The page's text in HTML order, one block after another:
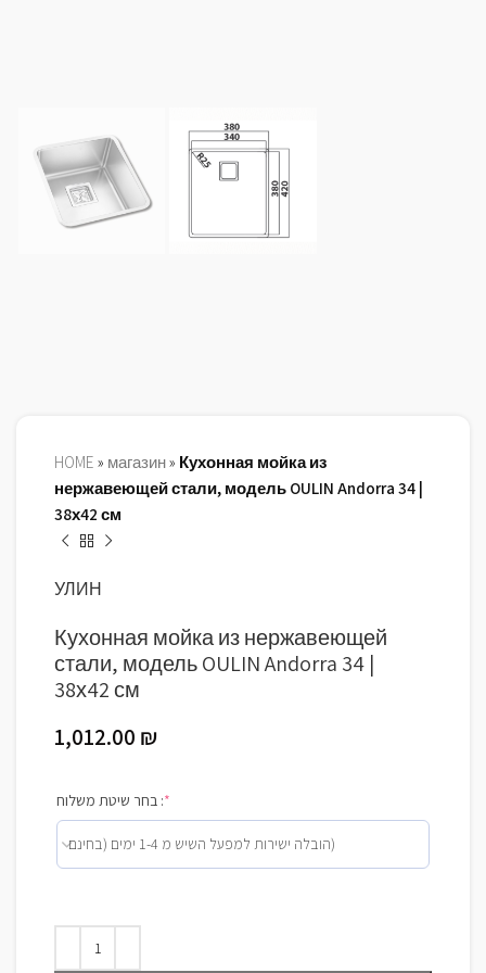
HOME » магазин» Кухонная мойка из
нержавеющей стали, модель OULIN Andorra 34 |
38х42 см
УЛИН
Кухонная мойка из нержавеющей
стали, модель OULIN Andorra 34 |
38х42 см
1,012.00 ₪
בחר שיטת משלוח :*